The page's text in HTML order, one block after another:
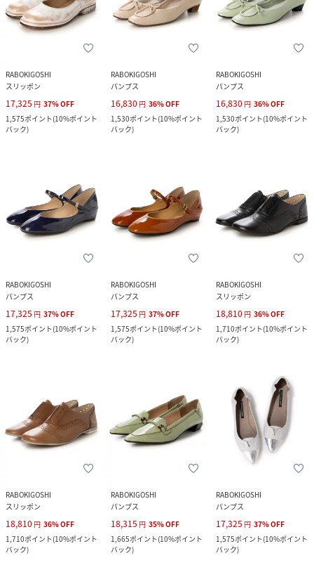
RABOKIGOSHI
スリッポン
17,325 円 37%OFF
1,575ポイント(10%ポイント
バック)
RABOKIGOSHI
パンプス
16,830 円 36%OFF
1,530ポイント(10%ポイント
バック)
RABOKIGOSHI
パンプス
16,830 円 36%OFF
1,530ポイント(10%ポイント
バック)
RABOKIGOSHI
パンプス
17,325 円 37%OFF
1,575ポイント(10%ポイント
バック)
RABOKIGOSHI
パンプス
17,325 円 37%OFF
1,575ポイント(10%ポイント
バック)
RABOKIGOSHI
スリッポン
18,810 円 36%OFF
1,710ポイント(10%ポイント
バック)
RABOKIGOSHI
スリッポン
18,810 円 36%OFF
1,710ポイント(10%ポイント
バック)
RABOKIGOSHI
パンプス
18,315 円 35%OFF
1,665ポイント(10%ポイント
バック)
RABOKIGOSHI
パンプス
17,325 円 37%OFF
1,575ポイント(10%ポイント
バック)